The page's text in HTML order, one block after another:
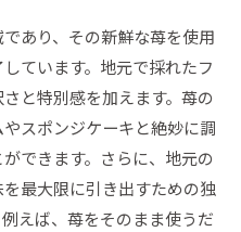
あり、その新鮮な苺を使用
ています。地元で採れたフ
と特別感を加えます。苺の
スポンジケーキと絶妙に調
できます。さらに、地元の
最大限に引き出すための独
えば、苺をそのまま使うだ